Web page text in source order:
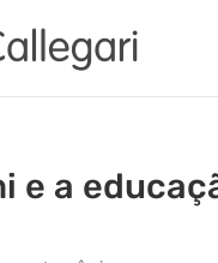
e a